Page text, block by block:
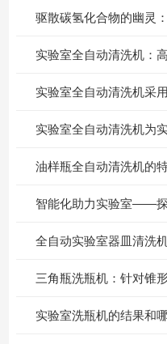
实验室全自动清洗机：
实验室全自动清洗机为
智能化助力实验室——
全自动实验室器皿清洗
实验室洗瓶机的结果和